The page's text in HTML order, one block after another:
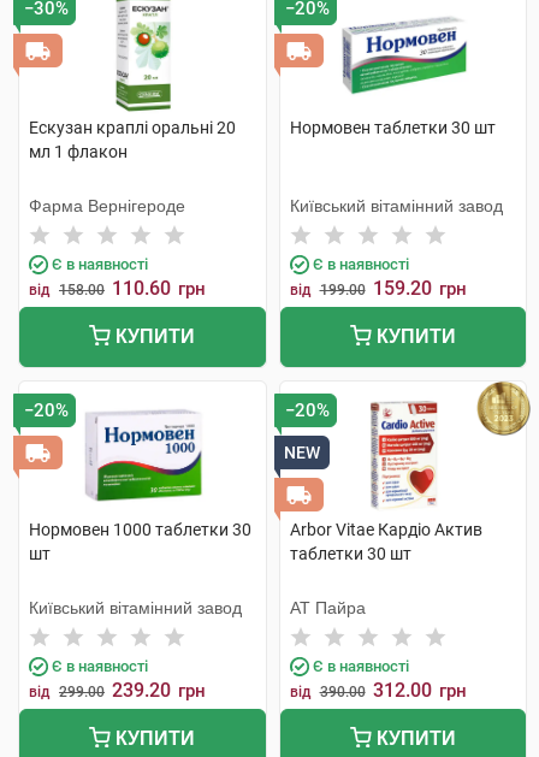
Препарати при серцевій недостатності
Препарати при стенокардії
Судинорозширювальні препарати
−30%
Ескузан краплі оральні 20
мл 1 флакон
Фарма Вернігероде
Є в наявності
від 158.00 110.60 грн
КУПИТИ
−20%
Нормовен таблетки 30 шт
Київський вітамінний завод
Є в наявності
від 199.00 159.20 грн
КУПИТИ
−20%
Нормовен 1000 таблетки 30
шт
Київський вітамінний завод
Є в наявності
від 299.00 239.20 грн
КУПИТИ
−20%
NEW
Arbor Vitae Кардіо Актив
таблетки 30 шт
АТ Пайра
Є в наявності
від 390.00 312.00 грн
КУПИТИ